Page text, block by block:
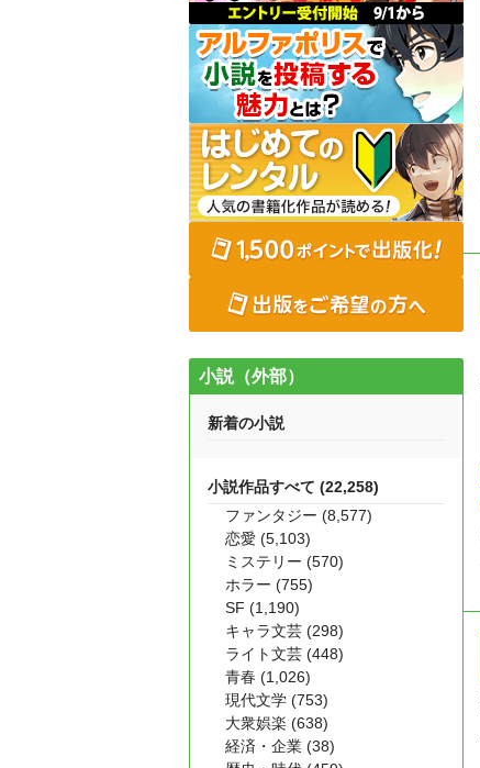
小説（外部）
新着の小説
小説作品すべて (22,258)
ファンタジー (8,577)
恋愛 (5,103)
ミステリー (570)
ホラー (755)
SF (1,190)
キャラ文芸 (298)
ライト文芸 (448)
青春 (1,026)
現代文学 (753)
大衆娯楽 (638)
経済・企業 (38)